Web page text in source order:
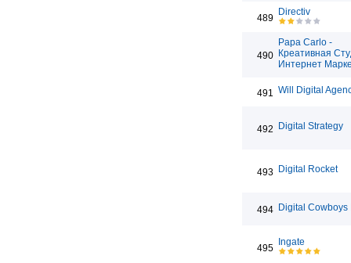
489
Directiv
490
Papa Carlo -
Креативная
Интернет
491 Will Digital
492 Digital Strategy
493 Digital Rocket
494 Digital Cowboys
495
Ingate